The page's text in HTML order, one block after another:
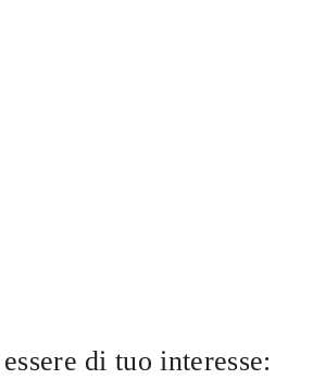
di tuo interesse: